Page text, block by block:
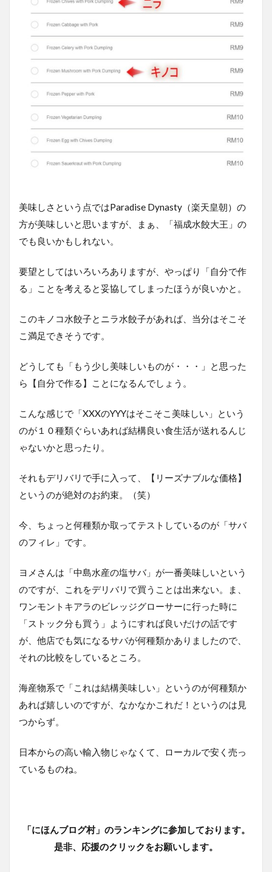
美味しさという点ではParadise Dynasty（楽天皇朝）の
方が美味しいと思いますが、まぁ、「福成水餃大王」の
でも良いかもしれない。
要望としてはいろいろありますが、やっぱり「自分で作
る」ことを考えると妥協してしまったほうが良いかと。
このキノコ水餃子とニラ水餃子があれば、当分はそこそ
こ満足できそうです。
どうしても「もう少し美味しいものが・・・」と思った
ら【自分で作る】ことになるんでしょう。
こんな感じで「XXXのYYYはそこそこ美味しい」という
のが１０種類ぐらいあれば結構良い食生活が送れるんじ
ゃないかと思ったり。
それもデリバリで手に入って、【リーズナブルな価格】
というのが絶対のお約束。（笑）
今、ちょっと何種類か取ってテストしているのが「サバ
のフィレ」です。
ヨメさんは「中島水産の塩サバ」が一番美味しいという
のですが、これをデリバリで買うことは出来ない。ま、
ワンモントキアラのビレッジグローサーに行った時に
「ストック分も買う」ようにすれば良いだけの話です
が、他店でも気になるサバが何種類かありましたので、
それの比較をしているところ。
海産物系で「これは結構美味しい」というのが何種類か
あれば嬉しいのですが、なかなかこれだ！というのは見
つからず。
日本からの高い輸入物じゃなくて、ローカルで安く売っ
ているものね。
「にほんブログ村」のランキングに参加しております。
是非、応援のクリックをお願いします。